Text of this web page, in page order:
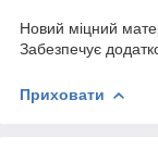
Новий міцний
Забезпечує
Приховати